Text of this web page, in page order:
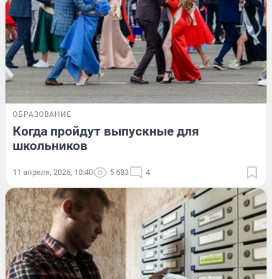
ОБРАЗОВАНИЕ
Когда пройдут выпускные для
школьников
11 апреля, 2026, 10:40 5 683 4